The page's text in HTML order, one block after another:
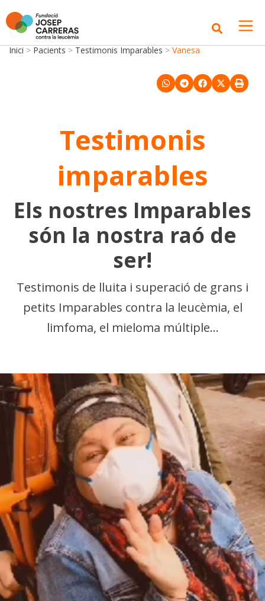
Inici > Pacients > Testimonis Imparables > Vanesa
Testimonis
imparables
Els nostres Imparables
són la nostra raó de
ser!
Testimonis de lluita i superació de grans i
petits Imparables contra la leucèmia, el
limfoma, el mieloma múltiple…